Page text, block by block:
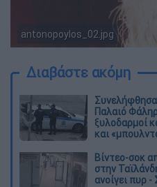
antonopoylos_02.jpg
Διαβάστε ακόμη
Παλαιό
ξυλοδαρμοί
και
Βίντεο-σοκ
στην
ανοίγει πυρ